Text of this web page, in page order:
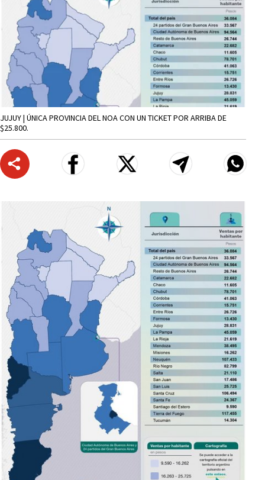
JUJUY | ÚNICA PROVINCIA DEL NOA CON UN TICKET POR ARRIBA DE
$25.800.